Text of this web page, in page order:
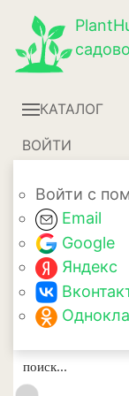
КАТАЛОГ
ВОЙТИ
Войти с
Email
Google
Яндекс